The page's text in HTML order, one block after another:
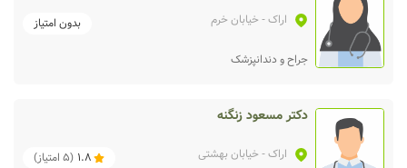
اراک- خیابان خرم بدون امتیاز
جراح و دندانپزشک
دکتر مسعود زنگنه
اراک- خیابان بهشتی 1.8
(
5 امتیاز)